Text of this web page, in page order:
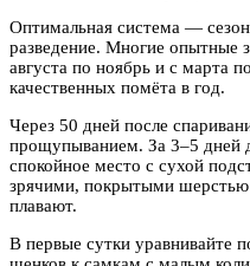
Оптимальная система —
разведение. Многие опытные
августа по ноябрь и с марта
качественных помёта в год.
Через 50 дней после
прощупыванием. За 3–5 дней
спокойное место с сухой
зрячими, покрытыми
плавают.
В первые сутки уравнивайте